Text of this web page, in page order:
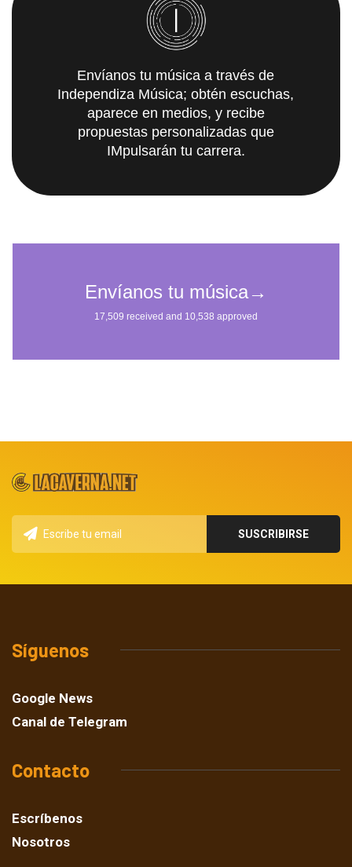
Envíanos tu música a través de
Independiza Música; obtén escuchas,
aparece en medios, y recibe
propuestas personalizadas que
IMpulsarán tu carrera.
Síguenos
Google News
Canal de Telegram
Contacto
Escríbenos
Nosotros